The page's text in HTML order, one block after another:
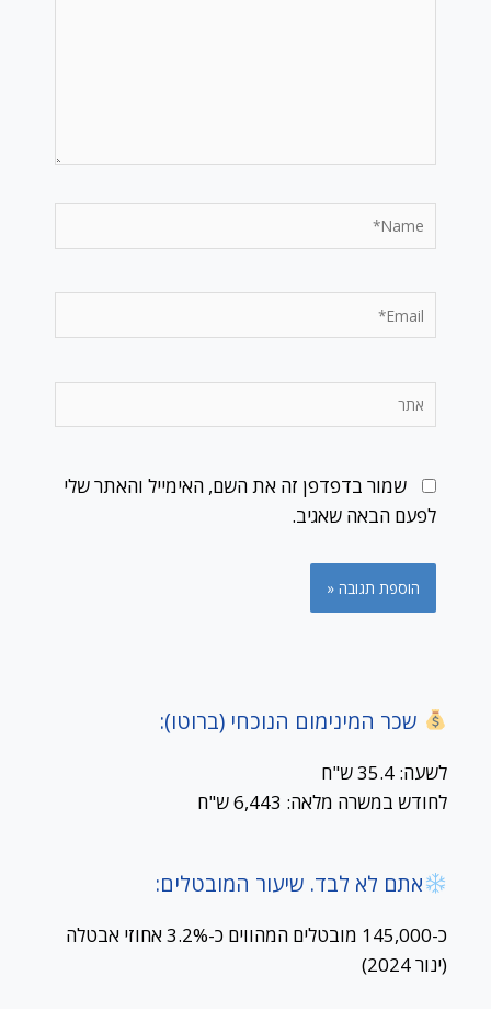
Name*
Email*
אתר
שמור בדפדפן זה את השם, האימייל והאתר שלי
לפעם הבאה שאגיב.
שכר המינימום הנוכחי (ברוטו):
לשעה: 35.4 ש"ח
לחודש במשרה מלאה: 6,443 ש"ח
אתם לא לבד. שיעור המובטלים:
כ-145,000 מובטלים המהווים כ-3.2% אחוזי אבטלה
(ינור 2024)